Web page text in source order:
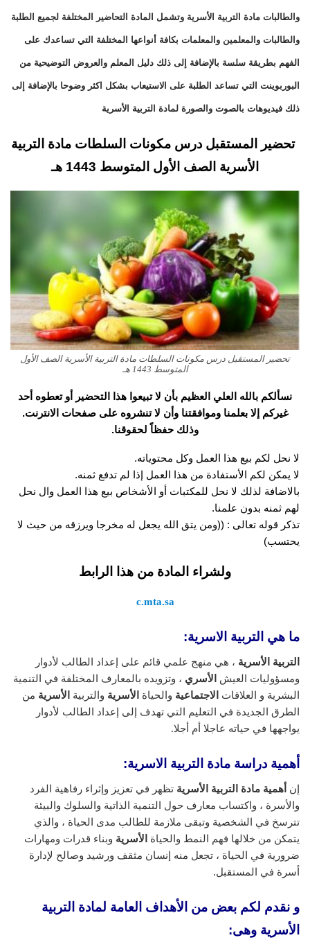
والطالبات مادة التربية الأسرية وتشمل المادة التحاضير المختلفة لجميع الطلبة
والطالبات والمعلمين والمعلمات بكافة أنواعها المختلفة التي تساعدك على
الفهم بطريقة سلسة بالإضافة إلى ذلك دليل المعلم والعروض التوضيحية من
البوربوينت التي تساعد الطلبة على الاستيعاب بشكل اكثر وضوحا بالإضافة إلى
ذلك فيديوهات بالصوت والصورة لمادة التربية الأسرية
تحضير المستقبل درس مكونات السلطات مادة التربية
الأسرية الصف الأول المتوسط 1443 هـ
تحضير المستقبل درس مكونات السلطات مادة التربية الأسرية الصف الأول
المتوسط 1443 هـ
نسألكم بالله العلي العظيم بأن لا تبيعوا هذا التحضير أو تعطوه أحد
غيركم إلا بعلمنا وموافقتنا وأن لا تنشروه على صفحات الانترنت.
وذلك حفظاً لحقوقنا.
لا نحل لكم بيع هذا العمل وكل محتوياته.
لا يمكن لكم الأستفادة من هذا العمل إذا لم تدفع ثمنه.
بالاضافة لذلك لا نحل للمكتبات أو الأشخاص بيع هذا العمل وال نحل
لهم ثمنه بدون علمنا.
تذكر قوله تعالى : ((ومن يتق الله يجعل له مخرجا ويرزقه من حيث لا
يحتسب)
ولشراء المادة من هذا الرابط
c.mta.sa
ما هي التربية الاسرية:
التربية الأسرية ، هي منهج علمي قائم على إعداد الطالب لأدوار
ومسؤوليات العيش
الأسري ، وتزويده بالمعارف المختلفة في التنمية
البشرية و العلاقات
الاجتماعية والحياة الأسرية والتربية الأسرية من
الطرق الجديدة في التعليم التي تهدف إلى إعداد الطالب لأدوار
يواجهها في حياته عاجلا أم أجلا.
أهمية دراسة مادة التربية الاسرية:
إن أهمية مادة التربية الأسرية تظهر في تعزيز وإثراء رفاهية الفرد
والأسرة ، واكتساب معارف حول التنمية الذاتية والسلوك والبيئة
تترسخ في الشخصية وتبقى ملازمة للطالب مدى الحياة ، والذي
يتمكن من خلالها فهم النمط والحياة الأسرية وبناء قدرات ومهارات
ضرورية في الحياة ، تجعل منه إنسان مثقف ورشيد وصالح لإدارة
أسرة في المستقبل.
و نقدم لكم بعض من الأهداف العامة لمادة التربية
الأسرية وهى: